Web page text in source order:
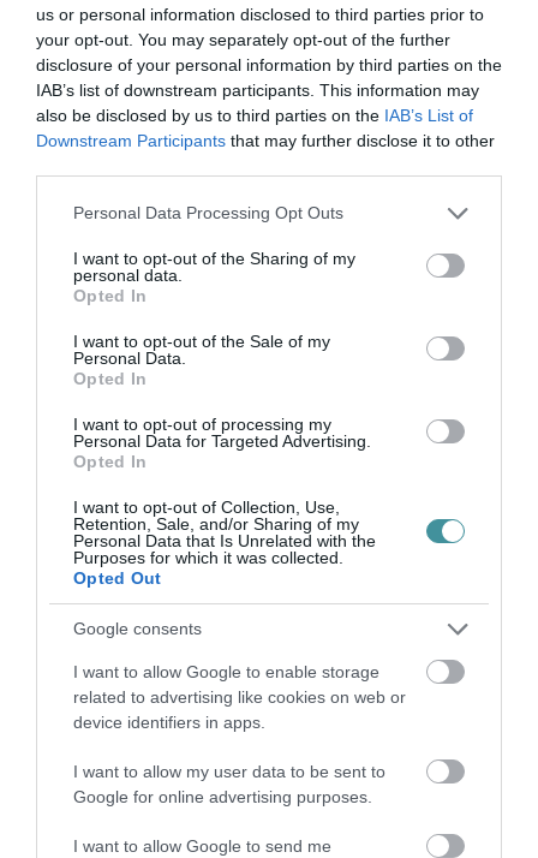
us or personal information disclosed to third parties prior to
your opt-out. You may separately opt-out of the further
disclosure of your personal information by third parties on the
IAB’s list of downstream participants. This information may
also be disclosed by us to third parties on the IAB’s List of
Downstream Participants that may further disclose it to other
Please note that this website/app uses one or more Google
not limited to your visit or usage behaviour. You may click to
grant or deny consent to Google and its third-party tags to
use your data for below specified purposes in below Google
consent section.
Personal Data Processing Opt Outs
I want to opt-out of the Sharing of my
personal data.
Opted In
I want to opt-out of the Sale of my
Personal Data.
Opted In
I want to opt-out of processing my
Personal Data for Targeted Advertising.
Opted In
I want to opt-out of Collection, Use,
Retention, Sale, and/or Sharing of my
Personal Data that Is Unrelated with the
Purposes for which it was collected.
Opted Out
Google consents
I want to allow Google to enable storage
related to advertising like cookies on web or
device identifiers in apps.
I want to allow my user data to be sent to
Google for online advertising purposes.
I want to allow Google to send me
Tompos Márton, a Momentum szóvivője,
felidézve az m1 hírcsatorna által az elmúlt
időszakban követett gyakorlatot, úgy
fogalmazott: „az UFO-hívő Spöttlétől kezdve a
korszak propagandáját egy az egyben felidéző
Bende Balázsig mindenki szépen felmondta az
orosz propagandát". A momentumos politikus
szerint
a Fidesz propagandagépezete, amely
trollfarmokból, álhíreket terjesztő oldalakból,
illetve megmondó emberekből áll, az egyik
legerősebb, leghatalmasabb gépezet
Magyarországon.